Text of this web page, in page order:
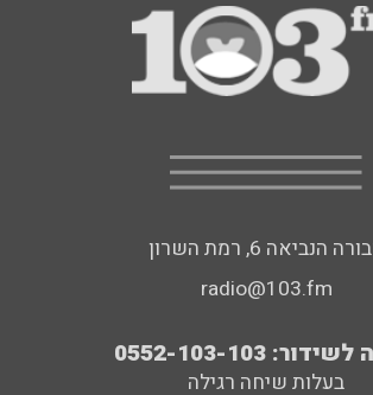
הנביאה 6, רמת השרון
radio@103.fm
0552-103-103
בעלות שיחה רגילה